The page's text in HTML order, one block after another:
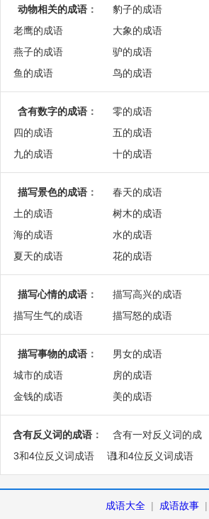
动物相关的成语 ： 豹子的成语
老鹰的成语
大象的成语
燕子的成语
驴的成语
鱼的成语
鸟的成语
含有数字的成语 ： 零的成语
四的成语
五的成语
九的成语
十的成语
描写景色的成语 ： 春天的成语
土的成语
树木的成语
海的成语
水的成语
夏天的成语
花的成语
描写心情的成语 ： 描写高兴的成语
描写生气的成语
描写怒的成语
描写事物的成语 ： 男女的成语
城市的成语
房的成语
金钱的成语
美的成语
含有反义词的成语 ：
含有一对反义词的成
语
3和4位反义词成语
1和4位反义词成语
成语大全 | 成语故事 |